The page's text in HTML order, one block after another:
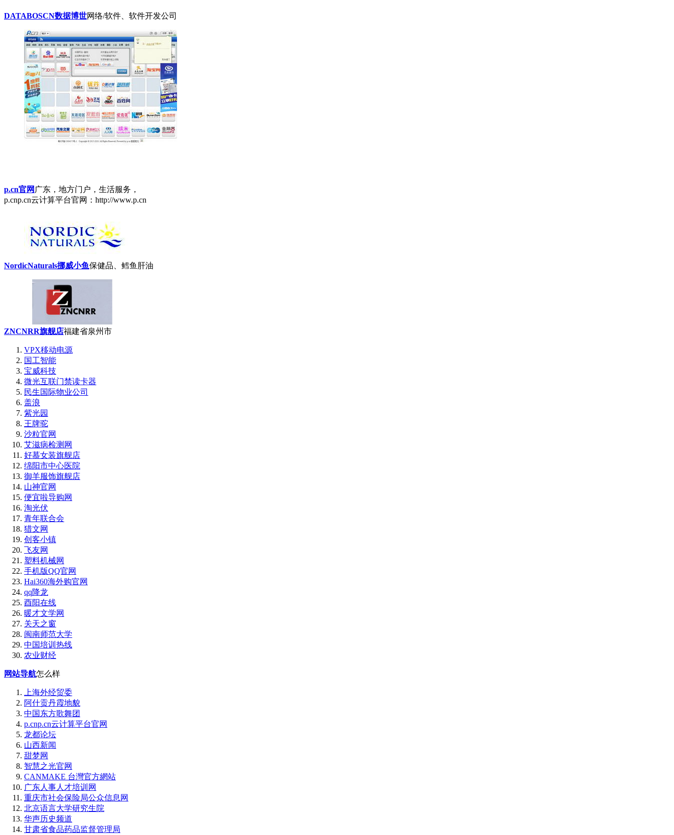
DATABOSCN数据博世网络/软件、软件开发公司
p.cn官网 广东，地方门户，生活服务，
p.cnp.cn云计算平台官网：http://www.p.cn
NordicNaturals挪威小鱼保健品、鳕鱼肝油
ZNCNRR旗舰店福建省泉州市
VPX移动电源
国工智能
宝威科技
微光互联门禁读卡器
民生国际物业公司
盖浪
紫光园
王牌驼
沙粒官网
艾滋病检测网
好慕女装旗舰店
绵阳市中心医院
御羊服饰旗舰店
山神官网
便宜啦导购网
淘光伏
青年联合会
猎文网
创客小镇
飞友网
塑料机械网
手机版QQ官网
Hai360海外购官网
qq降龙
酉阳在线
暖才文学网
关天之窗
闽南师范大学
中国培训热线
农业财经
网站导航怎么样
上海外经贸委
阿什贡丹霞地貌
中国东方歌舞团
p.cnp.cn云计算平台官网
龙都论坛
山西新闻
甜梦网
智慧之光官网
CANMAKE 台灣官方網站
广东人事人才培训网
重庆市社会保险局公众信息网
北京语言大学研究生院
华声历史频道
甘肃省食品药品监督管理局